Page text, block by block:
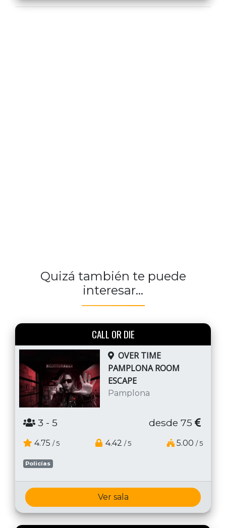
Quizá también te puede
interesar...
CALL OR DIE
OVER TIME
PAMPLONA ROOM
ESCAPE
Pamplona
3 - 5 desde 75
4.75 / 5 4.42 / 5 5.00 / 5
Policías
Ver sala